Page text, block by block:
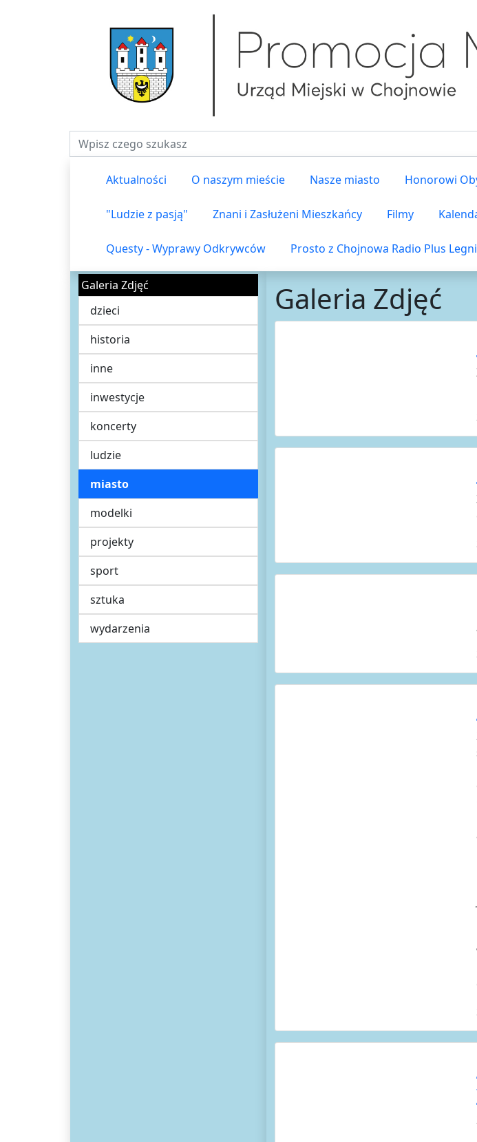
Fraza do wyszukiwania
Aktualności O naszym mieście Nasze miasto Honorowi
"Ludzie z pasją" Znani i Zasłużeni Mieszkańcy Filmy
Questy - Wyprawy Odkrywców Prosto z Chojnowa Radio Plus
Galeria Zdjęć
dzieci
historia
inne
inwestycje
koncerty
ludzie
miasto
modelki
projekty
sport
sztuka
wydarzenia
Galeria Zdjęć